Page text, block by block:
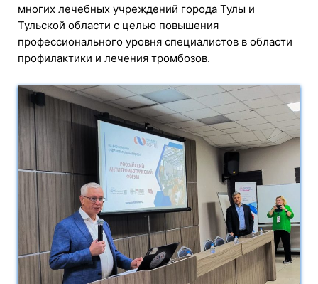
многих лечебных учреждений города Тулы и
Тульской области с целью повышения
профессионального уровня специалистов в области
профилактики и лечения тромбозов.